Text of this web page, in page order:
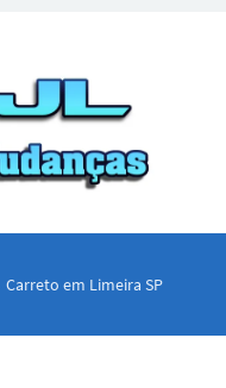
Carreto em Limeira SP